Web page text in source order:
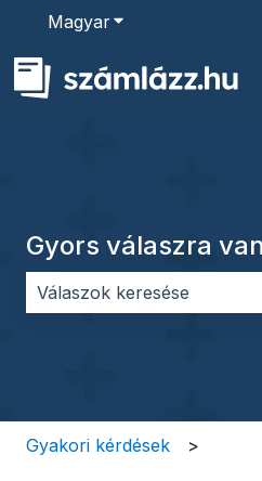
MagyarAlmenü
Gyors válaszra
Gyakori kérdések